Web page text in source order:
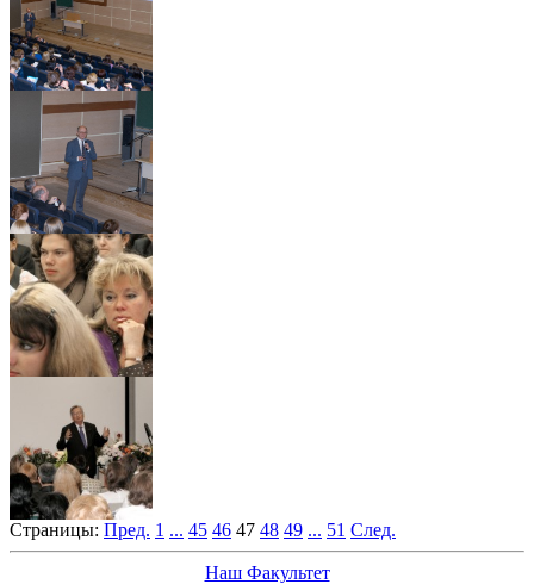
Страницы: Пред. 1 ... 45 46 47 48 49 ... 51 След.
Наш Факультет